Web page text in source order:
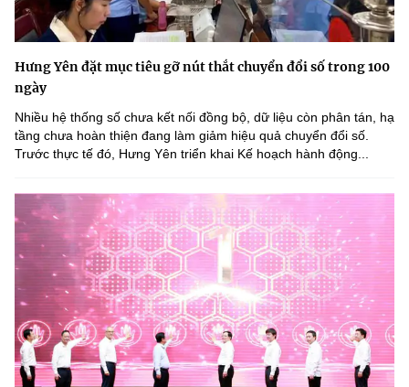
Hưng Yên đặt mục tiêu gỡ nút thắt chuyển đổi số trong 100
ngày
Nhiều hệ thống số chưa kết nối đồng bộ, dữ liệu còn phân tán, hạ
tầng chưa hoàn thiện đang làm giảm hiệu quả chuyển đổi số.
Trước thực tế đó, Hưng Yên triển khai Kế hoạch hành động...